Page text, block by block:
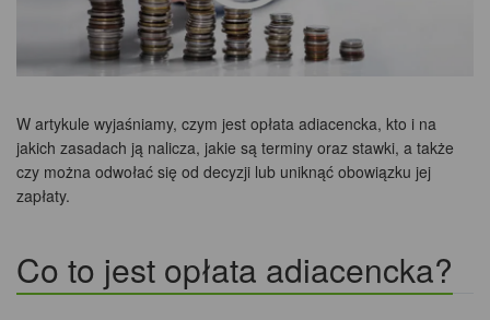
W artykule wyjaśniamy, czym jest opłata adiacencka, kto i na
jakich zasadach ją nalicza, jakie są terminy oraz stawki, a także
czy można odwołać się od decyzji lub uniknąć obowiązku jej
zapłaty.
Co to jest opłata adiacencka?